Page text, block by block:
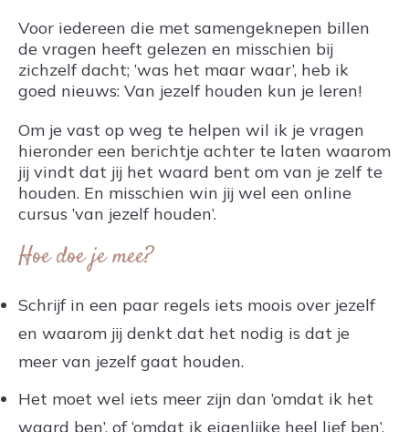
Voor iedereen die met samengeknepen billen
de vragen heeft gelezen en misschien bij
zichzelf dacht; ’was het maar waar’, heb ik
goed nieuws: Van jezelf houden kun je leren!
Om je vast op weg te helpen wil ik je vragen
hieronder een berichtje achter te laten waarom
jij vindt dat jij het waard bent om van je zelf te
houden. En misschien win jij wel een online
cursus ’van jezelf houden’.
Hoe doe je mee?
Schrijf in een paar regels iets moois over jezelf
en waarom jij denkt dat het nodig is dat je
meer van jezelf gaat houden.
Het moet wel iets meer zijn dan ’omdat ik het
waard ben’, of ‘omdat ik eigenlijke heel lief ben’.